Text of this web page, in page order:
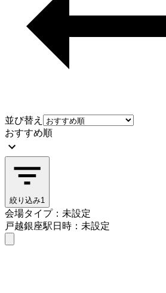
並び替え
おすすめ順
絞り込み1
会場タイプ：未設定
戸越銀座駅日時：未設定